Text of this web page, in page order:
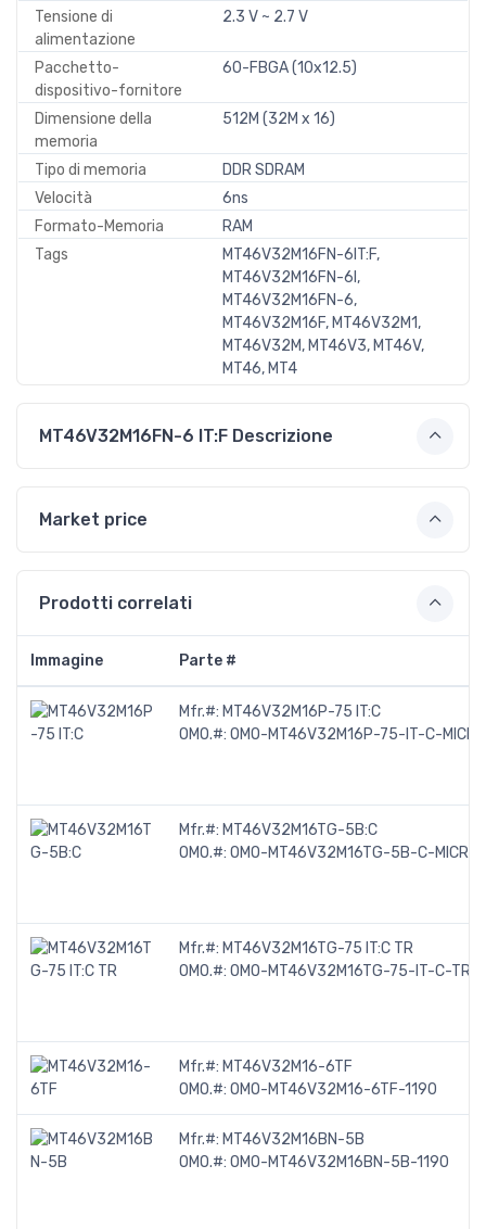
Tensione di
alimentazione
2.3 V ~ 2.7 V
Pacchetto-
dispositivo-fornitore
60-FBGA (10x12.5)
Dimensione della
memoria
512M (32M x 16)
Tipo di memoria
DDR SDRAM
Velocità
6ns
Formato-Memoria
RAM
Tags
MT46V32M16FN-6IT:F,
MT46V32M16FN-6I,
MT46V32M16FN-6,
MT46V32M16F, MT46V32M1,
MT46V32M, MT46V3, MT46V,
MT46, MT4
MT46V32M16FN-6 IT:F Descrizione
Market price
Prodotti correlati
Immagine Parte #
Mfr.#: MT46V32M16P-75 IT:C
OMO.#: OMO-MT46V32M16P-75-IT-C-
Mfr.#: MT46V32M16TG-5B:C
OMO.#: OMO-MT46V32M16TG-5B-C-
Mfr.#: MT46V32M16TG-75 IT:C TR
OMO.#: OMO-MT46V32M16TG-75-IT-C-TR-
Mfr.#: MT46V32M16-6TF
OMO.#: OMO-MT46V32M16-6TF-1190
Mfr.#: MT46V32M16BN-5B
OMO.#: OMO-MT46V32M16BN-5B-1190